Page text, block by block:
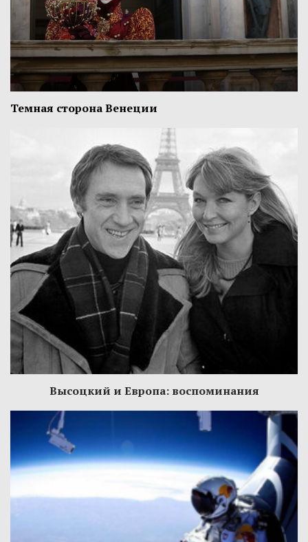
Темная сторона Венеции
Высоцкий и Европа: воспоминания